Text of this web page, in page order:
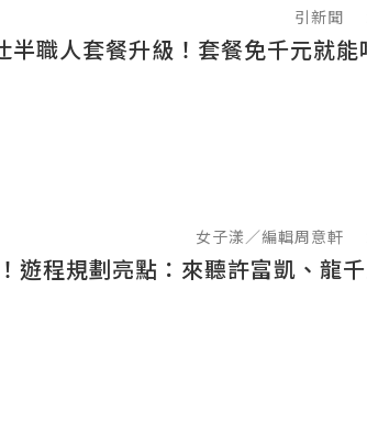
引新聞
半職人套餐升級！套餐免千元就能
女子漾／編輯周意軒
遊程規劃亮點：來聽許富凱、龍